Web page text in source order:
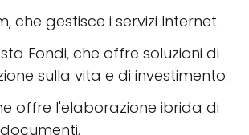
che gestisce i servizi Internet.
Fondi, che offre soluzioni di
sulla vita e di investimento.
offre l'elaborazione ibrida di